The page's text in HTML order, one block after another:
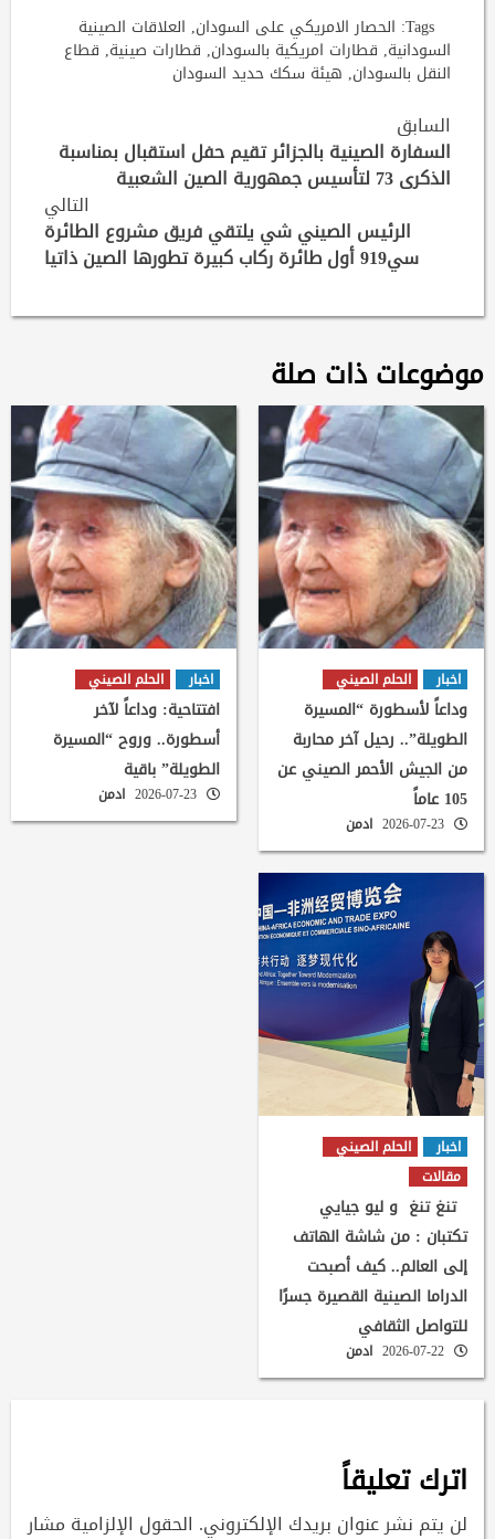
Tags: الحصار الامريكي على السودان, العلاقات الصينية
السودانية, قطارات امريكية بالسودان, قطارات صينية, قطاع
النقل بالسودان, هيئة سكك حديد السودان
Continue
Reading
السابق
السفارة الصينية بالجزائر تقيم حفل استقبال بمناسبة
الذكرى 73 لتأسيس جمهورية الصين الشعبية
التالي
الرئيس الصيني شي يلتقي فريق مشروع الطائرة
سي919 أول طائرة ركاب كبيرة تطورها الصين ذاتيا
موضوعات ذات صلة
اخبار الحلم الصيني
وداعاً لأسطورة “المسيرة
الطويلة”.. رحيل آخر محاربة
من الجيش الأحمر الصيني عن
105 عاماً
ادمن
اخبار الحلم الصيني
افتتاحية: وداعاً لآخر
أسطورة.. وروح “المسيرة
الطويلة” باقية
ادمن
اخبار
الحلم الصيني
مقالات
تنغ تنغ و ليو جيايي
تكتبان : من شاشة الهاتف
إلى العالم.. كيف أصبحت
الدراما الصينية القصيرة جسرًا
للتواصل الثقافي
ادمن
اترك تعليقاً
لن يتم نشر عنوان بريدك الإلكتروني. الحقول الإلزامية مشار